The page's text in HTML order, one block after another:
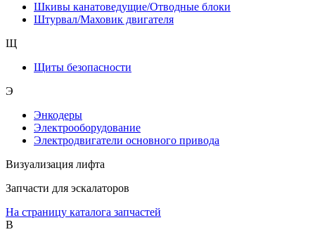
Шкивы канатоведущие/Отводные блоки
Штурвал/Маховик двигателя
Щ
Щиты безопасности
Э
Энкодеры
Электрооборудование
Электродвигатели основного привода
Визуализация лифта
Запчасти для эскалаторов
На страницу каталога запчастей
В